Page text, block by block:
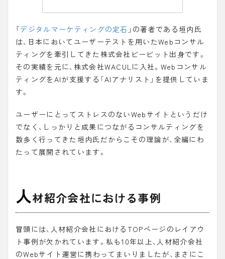
「デジタルマーケティングの定石 」の著者である垣内氏
は、日本においてユーザーテストを用いたWebコンサル
ティングを牽引してきた株式会社ビービット出身です。
その実績を元に、株式会社WACULに入社。Webコンサル
ティングをAIが支援する「AIアナリスト」を提供していま
す。
ユーザーにとってストレスのないWebサイトというだけ
でなく、しっかりと成果につながるコンサルティングを
数多く行ってきた垣内氏だからこその理論が、全編にわ
たって展開されています。
人材紹介会社における事例
冒頭には、人材紹介会社におけるTOPページのレイアウ
ト事例が欠かれています。私も10年以上、人材紹介会社
のWebサイト運営に携わってまいりましたが、まさにこ